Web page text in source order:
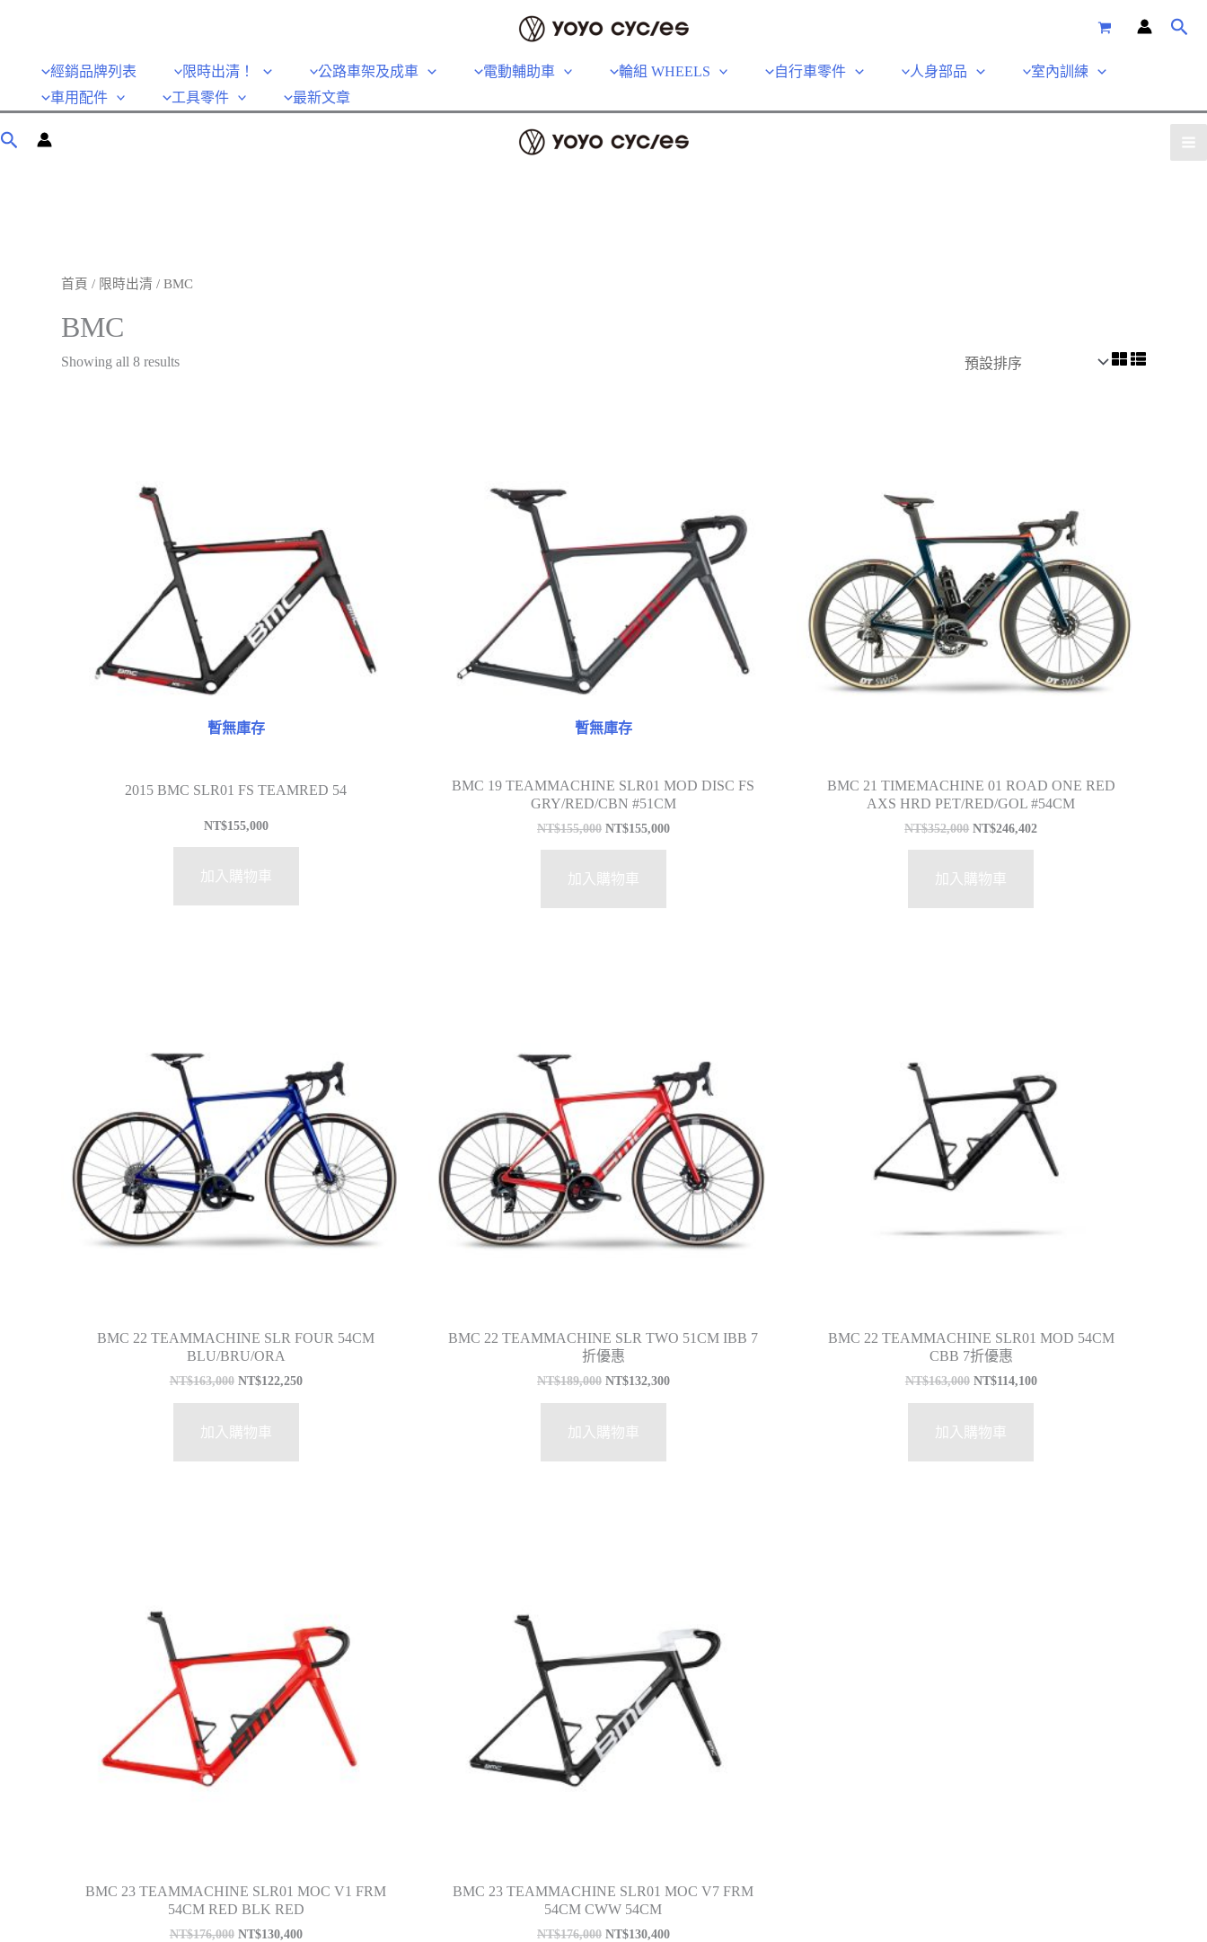
經銷品牌列表 限時出清！ 公路車架及成車 電動輔助車 輪組 WHEELS 自行車零件 人身部品
室內訓練
車用配件
工具零件 最新文章
首頁 / 限時出清 / BMC
BMC
Showing all 8 results
暫無庫存
2015 BMC SLR01 FS TEAMRED 54
NT$155,000
加入購物車
暫無庫存
BMC 19 TEAMMACHINE SLR01 MOD DISC FS
GRY/RED/CBN #51CM
NT$155,000 NT$155,000
加入購物車
BMC 21 TIMEMACHINE 01 ROAD ONE RED
AXS HRD PET/RED/GOL #54CM
NT$352,000 NT$246,402
加入購物車
BMC 22 TEAMMACHINE SLR FOUR 54CM
BLU/BRU/ORA
NT$163,000 NT$122,250
加入購物車
BMC 22 TEAMMACHINE SLR TWO 51CM IBB 7
折優惠
NT$189,000 NT$132,300
加入購物車
BMC 22 TEAMMACHINE SLR01 MOD 54CM
CBB 7折優惠
NT$163,000 NT$114,100
加入購物車
BMC 23 TEAMMACHINE SLR01 MOC V1 FRM
54CM RED BLK RED
NT$176,000 NT$130,400
BMC 23 TEAMMACHINE SLR01 MOC V7 FRM
54CM CWW 54CM
NT$176,000 NT$130,400